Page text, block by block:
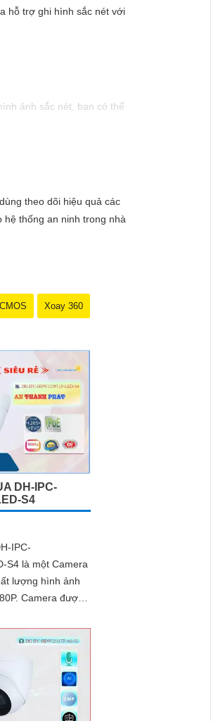
hỗ trợ ghi hình sắc nét với
ảnh sắc nét, bạn có thể
hứa hẹn đáp ứng mọi nhu
theo dõi hiệu quả các
thống an ninh trong nhà
CMOS Xoay 360
DH-IPC-
S4
IPC-
S4 là một Camera
lượng hình ảnh
được
sát trong điều